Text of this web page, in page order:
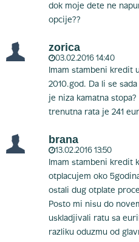
dok moje dete ne
opcije??
zorica
03.02.2016 14:40
Imam stambeni kredit
2010.god. Da li se
je niza kamatna
trenutna rata je 241
brana
13.02.2016 13:50
Imam stambeni kredit
otplacujem oko
ostali dug otplate
Posto mi nisu do
uskladjivali ratu sa
razliku oduzmu od